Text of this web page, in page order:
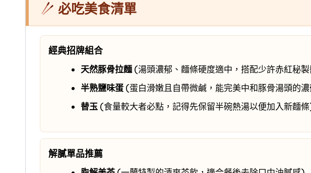
必吃美食清單
經典招牌組合
天然豚骨拉麵 (湯頭濃郁、麵條硬度適中，搭配少許赤紅秘
半熟鹽味蛋 (蛋白滑嫩且自帶微鹹，能完美中和豚骨湯頭的
替玉 (食量較大者必點，記得先保留半碗熱湯以便加入新麵
解膩單品推薦